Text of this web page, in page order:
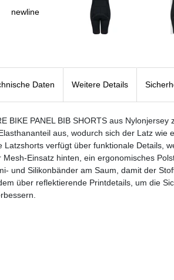
Daten Weitere Details
BIKE PANEL BIB SHORTS aus Nylonjersey
aus, wodurch sich der Latz wie
Latzshorts verfügt über funktionale Details,
Einsatz hinten, ein ergonomisches
und Silikonbänder am Saum, damit der
über reflektierende Printdetails, um die